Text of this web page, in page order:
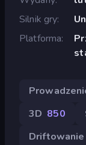
Silnik gry
Platforma
3D 850
Driftowanie